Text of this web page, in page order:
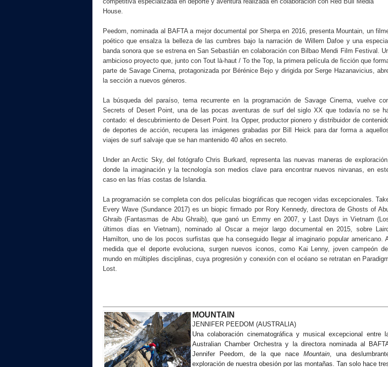
House.
Peedom, nominada al BAFTA a mejor documental por Sherpa en 2016, presenta Mountain, un
poético que ensalza la belleza de las cumbres bajo la narración de Willem Dafoe y una
banda sonora que se estrena en San Sebastián en colaboración con Bilbao Mendi Film Festival.
ambicioso proyecto que, junto con Tout là-haut / To the Top, la primera película de ficción que
parte de Savage Cinema, protagonizada por Bérénice Bejo y dirigida por Serge Hazanavicius,
la sección a nuevos géneros.
La búsqueda del paraíso, tema recurrente en la programación de Savage Cinema, vuelve
Secrets of Desert Point, una de las pocas aventuras de surf del siglo XX que todavía no se
contado: el descubrimiento de Desert Point. Ira Opper, productor pionero y distribuidor de
de deportes de acción, recupera las imágenes grabadas por Bill Heick para dar forma a
viajes de surf salvaje que se han mantenido 40 años en secreto.
Under an Arctic Sky, del fotógrafo Chris Burkard, representa las nuevas maneras de exploración,
donde la imaginación y la tecnología son medios clave para encontrar nuevos nirvanas, en
caso en las frías costas de Islandia.
La programación se completa con dos películas biográficas que recogen vidas excepcionales.
Every Wave (Sundance 2017) es un biopic firmado por Rory Kennedy, directora de Ghosts of
Ghraib (Fantasmas de Abu Ghraib), que ganó un Emmy en 2007, y Last Days in Vietnam
últimos días en Vietnam), nominado al Oscar a mejor largo documental en 2015, sobre
Hamilton, uno de los pocos surfistas que ha conseguido llegar al imaginario popular americano.
medida que el deporte evoluciona, surgen nuevos iconos, como Kai Lenny, joven campeón
mundo en múltiples disciplinas, cuya progresión y conexión con el océano se retratan en
Lost.
MOUNTAIN
JENNIFER PEEDOM (AUSTRALIA)
Una colaboración cinematográfica y musical excepcional entre
Australian Chamber Orchestra y la directora nominada al
Jennifer Peedom, de la que nace Mountain , una
exploración de nuestra obesión por las montañas. Tan solo hace